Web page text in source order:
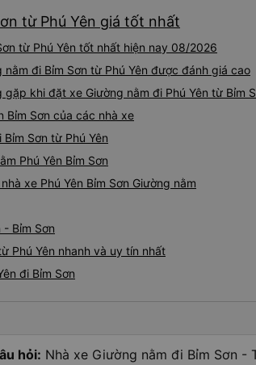
từ Phú Yên giá tốt nhất
từ Phú Yên tốt nhất hiện nay 08/2026
nằm đi Bỉm Sơn từ Phú Yên được đánh giá cao
khi đặt xe Giường nằm đi Phú Yên từ Bỉm
Bỉm Sơn của các nhà xe
Sơn từ Phú Yên
Phú Yên Bỉm Sơn
xe Phú Yên Bỉm Sơn Giường nằm
Bỉm Sơn
Phú Yên nhanh và uy tín nhất
đi Bỉm Sơn
hỏi: Nhà xe Giường nằm đi Bỉm Sơn -